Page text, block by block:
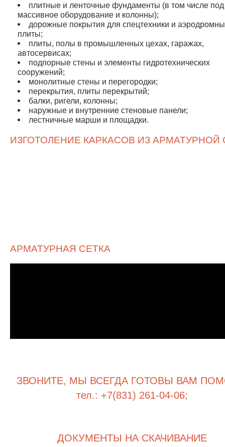
плитные и ленточные фундаменты (в том числе под
массивное оборудование и колонны);
дорожные покрытия для спецтехники и
плиты;
плиты, полы в промышленных цехах, гаражах,
автосервисах;
подпорные стены и элементы гидротехнических
сооружений;
монолитные стены и перегородки;
перекрытия, плиты перекрытий;
балки, ригели, колонны;
наружные и внутренние стеновые панели;
лестничные марши и площадки.
ИЗГОТОЛЕНИЕ КАРКАСОВ ИЗ АРМАТУРНОЙ
АРМАТУРНАЯ СЕТКА
ЗВОНИТЕ, МЫ ВСЕГДА ГОТОВЫ ВАМ
тел.: +7(831) 261-04-06;
ДОКУМЕНТЫ НА СКАЧИВАНИЕ